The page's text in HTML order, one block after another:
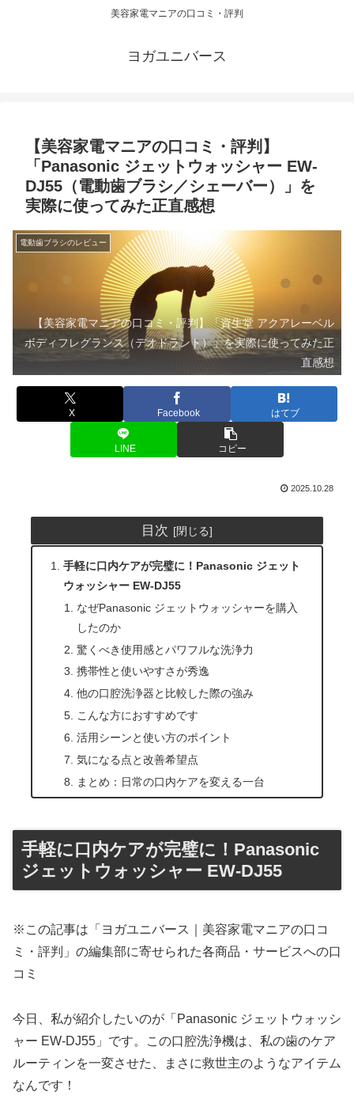
美容家電マニアの口コミ・評判
ヨガユニバース
【美容家電マニアの口コミ・評判】
「Panasonic ジェットウォッシャー EW-
DJ55（電動歯ブラシ／シェーバー）」を
実際に使ってみた正直感想
電動歯ブラシのレビュー
【美容家電マニアの口コミ・評判】「資生堂 アクアレーベル
ボディフレグランス（デオドラント）」を実際に使ってみた正
直感想
X Facebook はてブ
LINE コピー
2025.10.28
目次
手軽に口内ケアが完璧に！Panasonic ジェット
ウォッシャー EW-DJ55
なぜPanasonic ジェットウォッシャーを購入
したのか
驚くべき使用感とパワフルな洗浄力
携帯性と使いやすさが秀逸
他の口腔洗浄器と比較した際の強み
こんな方におすすめです
活用シーンと使い方のポイント
気になる点と改善希望点
まとめ：日常の口内ケアを変える一台
手軽に口内ケアが完璧に！Panasonic
ジェットウォッシャー EW-DJ55
※この記事は「ヨガユニバース｜美容家電マニアの口コ
ミ・評判」の編集部に寄せられた各商品・サービスへの口
コミ
今日、私が紹介したいのが「Panasonic ジェットウォッシ
ャー EW-DJ55」です。この口腔洗浄機は、私の歯のケア
ルーティンを一変させた、まさに救世主のようなアイテム
なんです！